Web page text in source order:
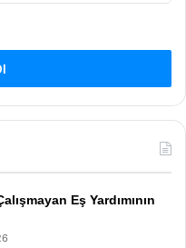
Eş Yardımının